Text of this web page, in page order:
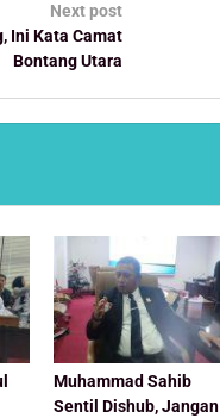
Next post
Ini Kata Camat
Bontang Utara
Muhammad Sahib
Sentil Dishub, Jangan